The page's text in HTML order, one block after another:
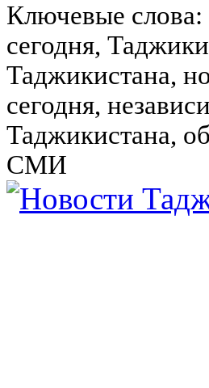
Ключевые слова:
сегодня,
Таджикистана,
сегодня,
Таджикистана,
СМИ